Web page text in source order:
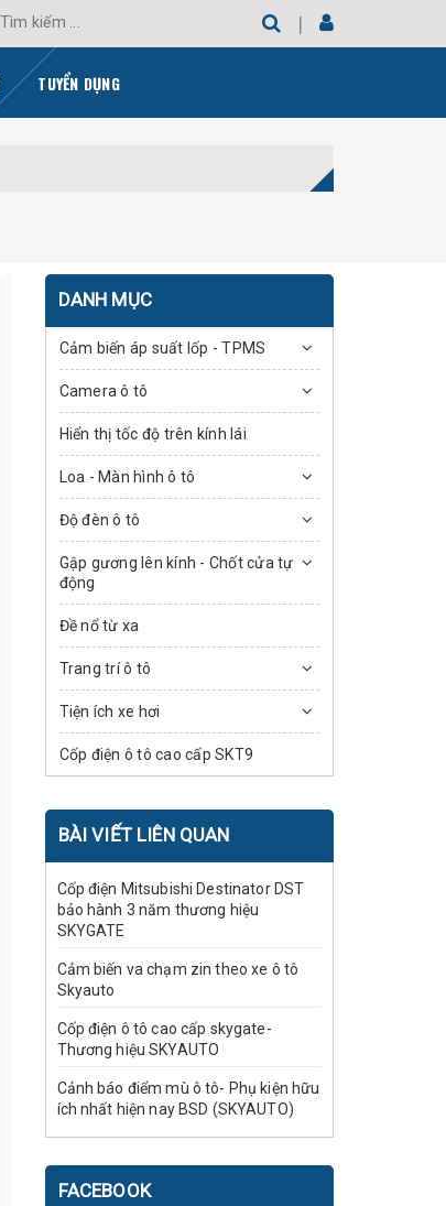
TUYỂN DỤNG
DANH MỤC
Cảm biến áp suất lốp - TPMS
Camera ô tô
Hiển thị tốc độ trên kính lái
Loa - Màn hình ô tô
Độ đèn ô tô
Gập gương lên kính - Chốt cửa tự
động
Đề nổ từ xa
Trang trí ô tô
Tiện ích xe hơi
Cốp điện ô tô cao cấp SKT9
BÀI VIẾT LIÊN QUAN
Cốp điện Mitsubishi Destinator DST
bảo hành 3 năm thương hiệu
SKYGATE
Cảm biến va chạm zin theo xe ô tô
Skyauto
Cốp điện ô tô cao cấp skygate-
Thương hiệu SKYAUTO
Cảnh báo điểm mù ô tô- Phụ kiện hữu
ích nhất hiện nay BSD (SKYAUTO)
FACEBOOK